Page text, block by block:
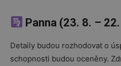
Panna (23. 8. –
Detaily budou rozhodovat o
schopnosti budou oceněny.